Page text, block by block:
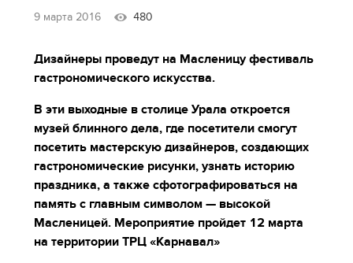
9 марта 2016 480
Дизайнеры проведут на Масленицу фестиваль
гастрономического искусства.
В эти выходные в столице Урала откроется
музей блинного дела, где посетители смогут
посетить мастерскую дизайнеров, создающих
гастрономические рисунки, узнать историю
праздника, а также сфотографироваться на
память с главным символом — высокой
Масленицей. Мероприятие пройдет 12 марта
на территории ТРЦ «Карнавал»